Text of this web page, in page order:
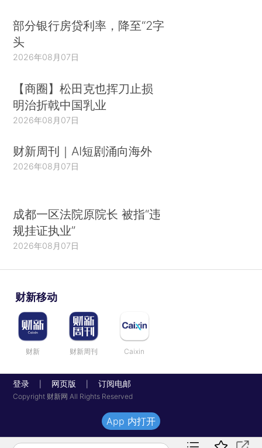
部分银行房贷利率，降至“2字
头
2026年08月07日
【商圈】松田克也挥刀止损
明治折戟中国乳业
2026年08月07日
财新周刊｜AI短剧涌向海外
2026年08月07日
成都一区法院原院长 被指“违
规挂证执业”
2026年08月07日
财新移动
财新 财新周刊 Caixin
登录 网页版 订阅电邮
Copyright 财新网 All Rights Reserved
App 内打开